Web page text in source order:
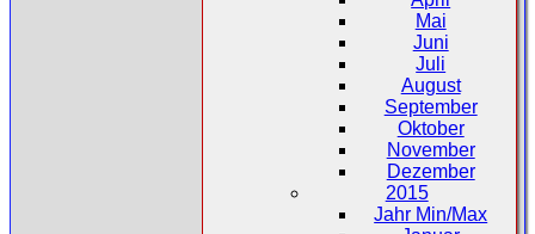
Mai
Juni
Juli
August
September
Oktober
November
Dezember
2015
Jahr Min/Max